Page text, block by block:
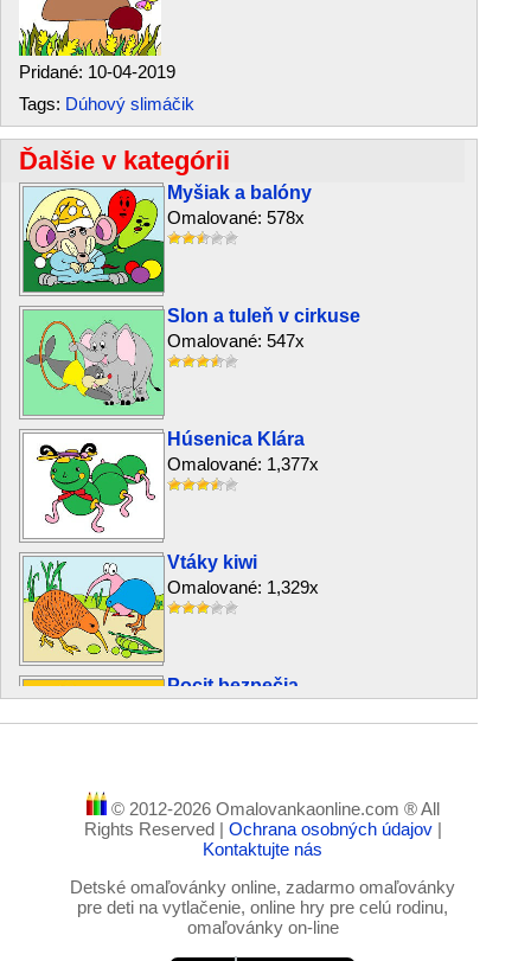
Pridané: 10-04-2019
Tags: Dúhový slimáčik
Ďalšie v kategórii
Myšiak a balóny
Omalované: 578x
Slon a tuleň v cirkuse
Omalované: 547x
Húsenica Klára
Omalované: 1,377x
Vtáky kiwi
Omalované: 1,329x
Pocit bezpečia
Oslík a vtáčik
Omalované: 1,064x
Slncový kôň
Omalované: 1,306x
© 2012-2026 Omalovankaonline.com ® All
Rights Reserved | Ochrana osobných údajov |
Kontaktujte nás
Detské omaľovánky online, zadarmo omaľovánky
pre deti na vytlačenie, online hry pre celú rodinu,
omaľovánky on-line